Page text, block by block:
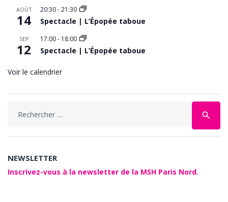
AOÛT
14
20:30-21:30
Spectacle | L’Épopée taboue
SEP
12
17:00- 18:00
Spectacle | L’Épopée taboue
Voir le calendrier
search
NEWSLETTER
Inscrivez-vous à la newsletter de la MSH Paris Nord.